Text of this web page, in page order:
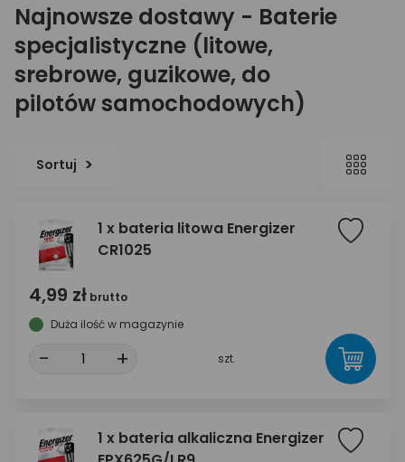
Najnowsze dostawy - Baterie
specjalistyczne (litowe,
srebrowe, guzikowe, do
pilotów samochodowych)
Sortuj
1 x bateria litowa Energizer
CR1025
4,99 zł brutto
Duża ilość w magazynie
- + szt.
1 x bateria alkaliczna Energizer